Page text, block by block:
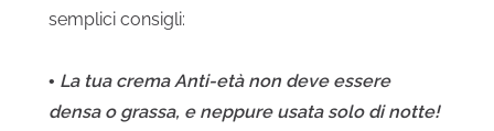
semplici consigli:
• La tua crema Anti-età non deve essere
densa o grassa, e neppure usata solo di notte!